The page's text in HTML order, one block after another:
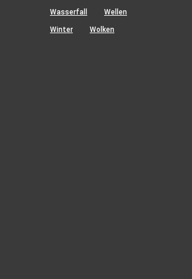
Wasserfall Wellen
Winter Wolken